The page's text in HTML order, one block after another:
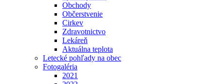
Obchody
Občerstvenie
Cirkev
Zdravotnictvo
Lekáreň
Aktuálna teplota
Letecké pohľady na obec
Fotogaléria
2021